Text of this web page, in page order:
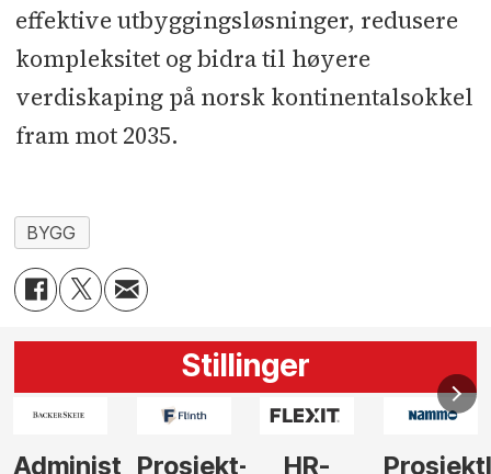
effektive utbyggingsløsninger, redusere
kompleksitet og bidra til høyere
verdiskaping på norsk kontinentalsokkel
fram mot 2035.
BYGG
Stillinger
HR-
ProsjektlederVi
Anlegg